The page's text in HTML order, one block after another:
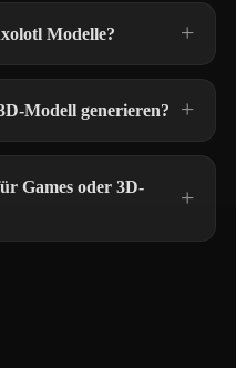
Modelle?
Modell generieren?
Games oder 3D-